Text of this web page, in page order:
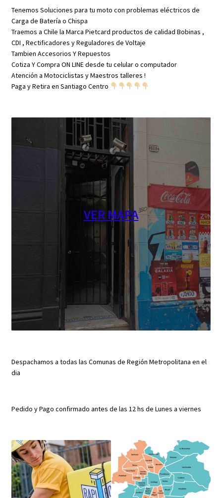
Tenemos Soluciones para tu moto con problemas eléctricos de
Carga de Batería o Chispa
Traemos a Chile la Marca Pietcard productos de calidad Bobinas ,
CDI , Rectificadores y Reguladores de Voltaje
Tambien Accesorios Y Repuestos
Cotiza Y Compra ON LINE desde tu celular o computador
Atención a Motociclistas y Maestros talleres !
Paga y Retira en Santiago Centro
VER MAPA
Despachamos a todas las Comunas de Región Metropolitana en el
dia
Pedido y Pago confirmado antes de las 12 hs de Lunes a viernes